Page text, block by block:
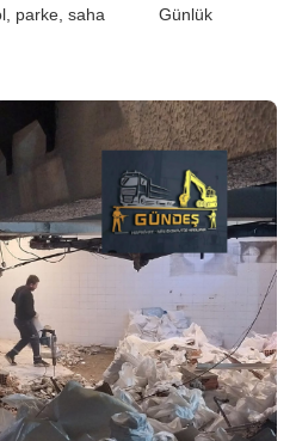
parke, saha Günlük